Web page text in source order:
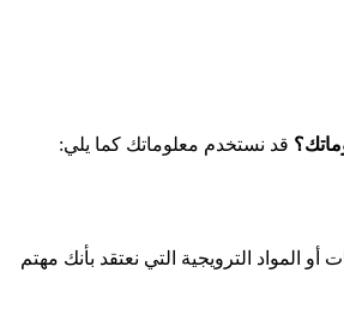
قد نستخدم معلوماتك كما يلي:
المواد الترويجية التي نعتقد بأنك مهتم